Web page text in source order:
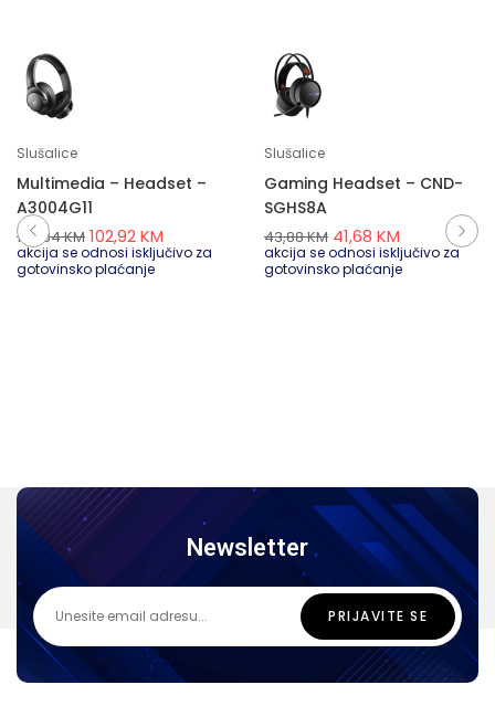
Slušalice
Multimedia – Headset –
A3004G11
108,34KM 102,92KM
akcija se odnosi isključivo za
gotovinsko plaćanje
Slušalice
Gaming Headset – CND-
SGHS8A
43,88KM 41,68 KM
akcija se odnosi isključivo za
gotovinsko plaćanje
Newsletter